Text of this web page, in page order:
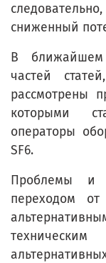
сниженный
В ближайшем
частей
рассмотрены
которыми
операторы
SF6.
Проблемы и
переходом